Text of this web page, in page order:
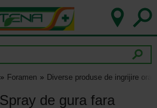
Foramen Diverse produse de ingrijire
de gura fara